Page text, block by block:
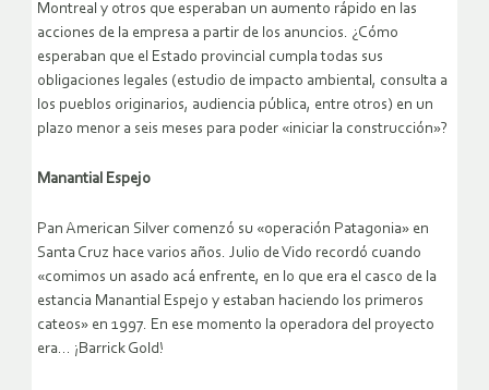
Montreal y otros que esperaban un aumento rápido en las
acciones de la empresa a partir de los anuncios. ¿Cómo
esperaban que el Estado provincial cumpla todas sus
obligaciones legales (estudio de impacto ambiental, consulta a
los pueblos originarios, audiencia pública, entre otros) en un
plazo menor a seis meses para poder «iniciar la construcción»?
Manantial Espejo
Pan American Silver comenzó su «operación Patagonia» en
Santa Cruz hace varios años. Julio de Vido recordó cuando
«comimos un asado acá enfrente, en lo que era el casco de la
estancia Manantial Espejo y estaban haciendo los primeros
cateos» en 1997. En ese momento la operadora del proyecto
era… ¡Barrick Gold!